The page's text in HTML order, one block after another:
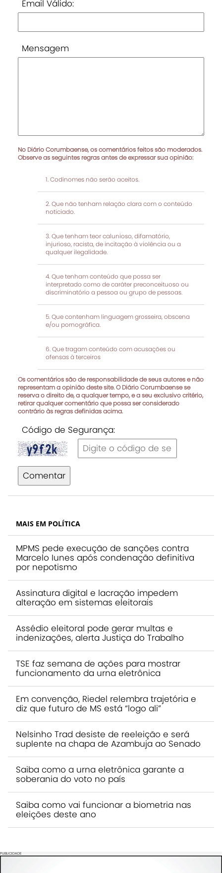
Email Válido:
Mensagem
No Diário Corumbaense, os comentários feitos são moderados.
Observe as seguintes regras antes de expressar sua opinião:
Codinomes não serão aceitos.
Que não tenham relação clara com o conteúdo
noticiado.
Que tenham teor calunioso, difamatório,
injurioso, racista, de incitação à violência ou a
qualquer ilegalidade.
Que tenham conteúdo que possa ser
interpretado como de caráter preconceituoso ou
discriminatório a pessoa ou grupo de pessoas.
Que contenham linguagem grosseira, obscena
e/ou pornográfica.
Que tragam conteúdo com acusações ou
ofensas à terceiros
Os comentários são de responsabilidade de seus autores e não
representam a opinião deste site. O Diário Corumbaense se
reserva o direito de, a qualquer tempo, e a seu exclusivo critério,
retirar qualquer comentário que possa ser considerado
contrário às regras definidas acima.
Código de Segurança:
Comentar
MAIS EM POLÍTICA
MPMS pede execução de sanções contra
Marcelo Iunes após condenação definitiva
por nepotismo
Assinatura digital e lacração impedem
alteração em sistemas eleitorais
Assédio eleitoral pode gerar multas e
indenizações, alerta Justiça do Trabalho
TSE faz semana de ações para mostrar
funcionamento da urna eletrônica
Em convenção, Riedel relembra trajetória e
diz que futuro de MS está “logo ali”
Nelsinho Trad desiste de reeleição e será
suplente na chapa de Azambuja ao Senado
Saiba como a urna eletrônica garante a
soberania do voto no país
Saiba como vai funcionar a biometria nas
eleições deste ano
PUBLICIDADE